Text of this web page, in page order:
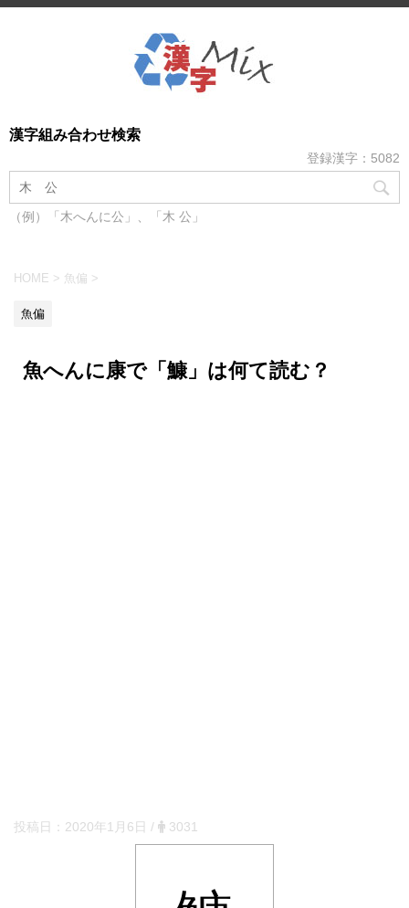
漢字組み合わせ検索
登録漢字：5082
（例）「木へんに公」、「木 公」
HOME > 魚偏 >
魚偏
魚へんに康で「鱇」は何て読む？
投稿日： 2020年1月6日 / 3031